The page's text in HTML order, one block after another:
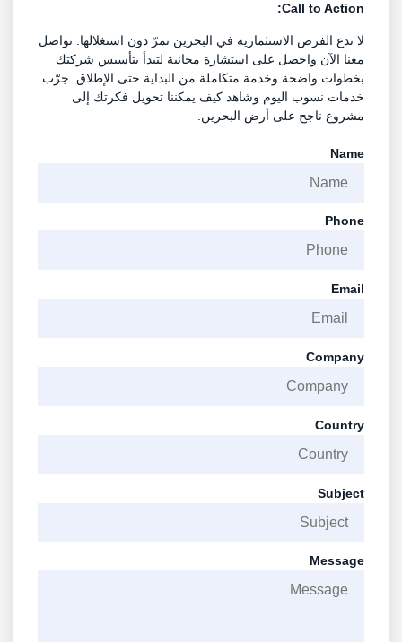
Call to Action:
لا تدع الفرص الاستثمارية في البحرين تمرّ دون استغلالها. تواصل
معنا الآن واحصل على استشارة مجانية لتبدأ بتأسيس شركتك
بخطوات واضحة وخدمة متكاملة من البداية حتى الإطلاق. جرّب
خدمات نسوب اليوم وشاهد كيف يمكننا تحويل فكرتك إلى
مشروع ناجح على أرض البحرين.
Name
Phone
Email
Company
Country
Subject
Message